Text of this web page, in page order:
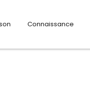
Connaissance